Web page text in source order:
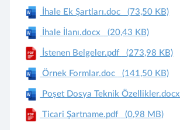
İhale Ek Şartları.doc
(73,50 KB)
İhale İlanı.docx (20,43 KB)
İstenen Belgeler.pdf (273,98 KB)
Örnek Formlar.doc (141,50 KB)
Poşet Dosya Teknik Özellikler.docx
Ticari Şartname.pdf (0,98 MB)